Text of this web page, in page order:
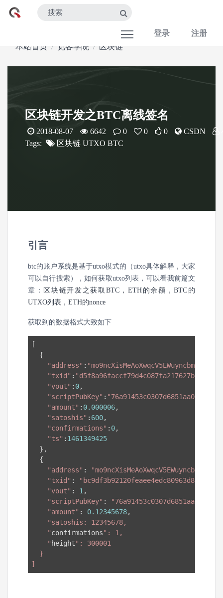
登录
注册
本站首页
宽客学院 区块链
区块链开发之BTC离线签名
2018-08-07 6642 0 0 0 CSDN
Tags:
区块链 UTXO BTC
引言
btc的账户系统是基于utxo模式的（utxo具体解释，大家
可以自行搜索），如何获取utxo列表，可以看我前篇文
章：
区块链开发之获取BTC，ETH的余额，BTC的
UTXO列表，ETH的nonce
获取到的数据格式大致如下
[
  {
"address" :
"txid" :
"vout" : 0,
"scriptPubKey" :
"amount" : 0.000006,
"satoshis" : 600,
"confirmations" : 0,
"ts" : 1461349425
  },
  {
"address" :
"txid" :
"vout" : 1 ,
"scriptPubKey" :
"amount" : 0.12345678,
"satoshis: 12345678,
    "
confirmations": 1,
    "
height": 300001
  }
]